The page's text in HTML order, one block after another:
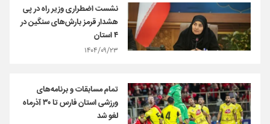
نشست اضطراری وزیر راه در پی
هشدار قرمز بارش‌های سنگین در
۴ استان
۱۴۰۴/۰۹/۲۳
تمام مسابقات و برنامه‌های
ورزشی استان فارس تا ۳۰ آذرماه
لغو شد